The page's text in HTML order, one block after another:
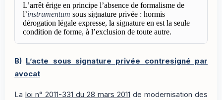
L’arrêt érige en principe l’absence de formalisme de
l’instrumentum sous signature privée : hormis
dérogation légale expresse, la signature en est la seule
condition de forme, à l’exclusion de toute autre.
B) L’acte sous signature privée contresigné par
avocat
La loi n° 2011-331 du 28 mars 2011 de modernisation des